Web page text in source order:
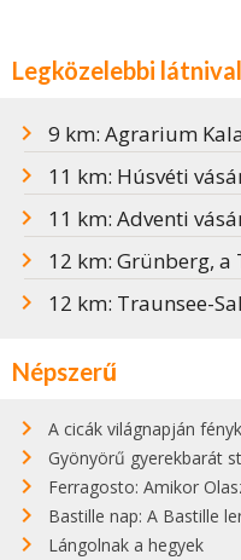
Legközelebbi
9 km: Agrarium
11 km: Húsvéti
11 km: Adventi
12 km: Grünberg, a
12 km: Traunsee-
Népszerű
A cicák világnapján
Gyönyörű gyerekbarát strandok
Ferragosto: Amikor
Bastille nap: A Bastille
Lángolnak a hegyek